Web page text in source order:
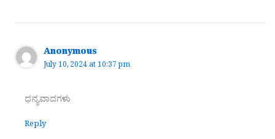
Anonymous
July 10, 2024 at 10:37 pm
ಧನ್ಯವಾದಗಳು
Reply